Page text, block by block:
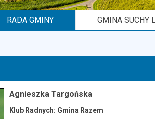
RADA GMINY GMINA SUCHY
Agnieszka Targońska
Klub Radnych: Gmina Razem